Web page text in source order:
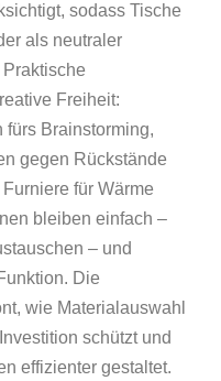
sodass Tische
als neutraler
Freiheit:
fürs Brainstorming,
gegen Rückstände
für Wärme
bleiben einfach –
– und
Die
wie Materialauswahl
schützt und
effizienter gestaltet.